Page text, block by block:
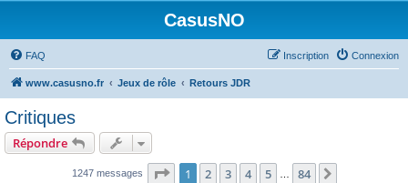
CasusNO
FAQ Connexion
Inscription
www.casusno.fr Jeux de rôle Retours JDR
Critiques
Répondre
1247 messages Page 1sur84
1 2 3 4 5 84